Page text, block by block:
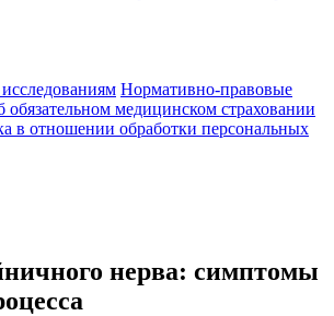
Нормативно-правовые
обязательном медицинском страховании
в отношении обработки персональных
нерва: симптомы